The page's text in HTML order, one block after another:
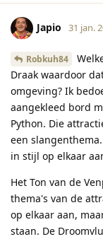
Japio 31 jan.
Robkuh84
Draak waardoor
omgeving? Ik
aangekleed bord
Python. Die
een
in stijl op elkaar
Het Ton van de
thema's van de
op elkaar aan,
staan. De